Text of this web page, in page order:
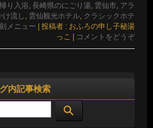
り入浴 長崎県のにごり湯 雲仙市 アラ
け流し 雲仙観光ホテル クラシックホテ
メニュー | 投稿者 : おふろの申し子秘湯
っこ | コメントをどうぞ
内記事検索